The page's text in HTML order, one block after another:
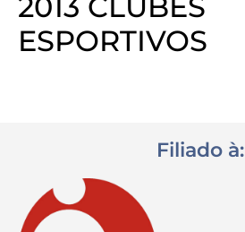
ESPORTIVOS
Filiado à: